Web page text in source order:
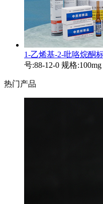
1-乙烯基-2-吡咯烷酮
号:88-12-0 规格
热门产品